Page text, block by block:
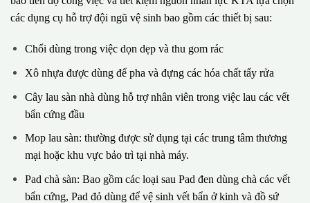
các dụng cụ hỗ trợ đội ngũ vệ sinh bao gồm các thiết bị sau:
Chổi dùng trong việc dọn dẹp và thu gom rác
Xô nhựa được dùng để pha và đựng các hóa chất tẩy rửa
Cây lau sàn nhà dùng hỗ trợ nhân viên trong việc lau các vết
bẩn cứng đầu
Mop lau sàn: thường được sử dụng tại các trung tâm thương
mại hoặc khu vực bảo trì tại nhà máy.
Pad chà sàn: Bao gồm các loại sau Pad đen dùng chà các vết
bẩn cứng, Pad đỏ dùng để vệ sinh vết bẩn ở kinh và đồ sứ